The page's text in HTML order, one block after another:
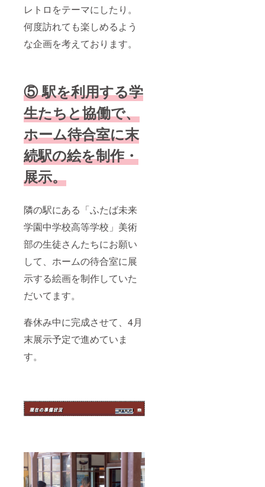
レトロをテーマにしたり。
何度訪れても楽しめるよう
な企画を考えております。
⑤ 駅を利用する学
生たちと協働で、
ホーム待合室に末
続駅の絵を制作・
展示。
隣の駅にある「ふたば未来
学園中学校高等学校」美術
部の生徒さんたちにお願い
して、ホームの待合室に展
示する絵画を制作していた
だいてます。
春休み中に完成させて、4月
末展示予定で進めていま
す。